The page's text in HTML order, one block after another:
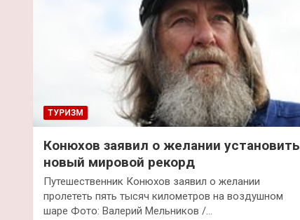
ТУРИЗМ
Конюхов заявил о желании установить
новый мировой рекорд
Путешественник Конюхов заявил о желании
пролететь пять тысяч километров на воздушном
шаре Фото: Валерий Мельников /…